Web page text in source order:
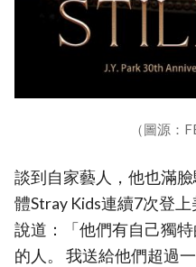
（圖源：
談到自家藝人，他也滿
體Stray Kids連續7次登
說道：「他們有自己獨
的人。 我送給他們超過